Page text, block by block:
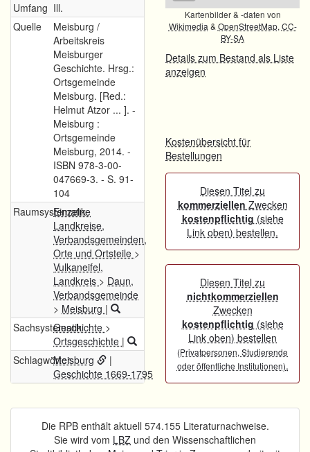
Umfang Ill.
Quelle
Meisburg /
Arbeitskreis
Meisburger
Geschichte. Hrsg.:
Ortsgemeinde
Meisburg. [Red.:
Helmut Atzor ... ]. -
Meisburg :
Ortsgemeinde
Meisburg, 2014. -
ISBN 978-3-00-
047669-3. - S. 91-
104
Raumsystematik
Einzelne
Landkreise,
Verbandsgemeinden,
Orte und Ortsteile >
Vulkaneifel,
Landkreis > Daun,
Verbandsgemeinde
> Meisburg |
Sachsystematik
Geschichte >
Ortsgeschichte |
SchlagwörterMeisburg
|
Geschichte 1669-1795
Kartenbilder & -daten von
Wikimedia & OpenStreetMap, CC-
BY-SA
Details zum Bestand als Liste
anzeigen
Kostenübersicht für
Bestellungen
Diesen Titel zu
kommerziellen Zwecken
kostenpflichtig (siehe
Link oben) bestellen.
Diesen Titel zu
nichtkommerziellen
Zwecken
kostenpflichtig (siehe
Link oben) bestellen
(Privatpersonen, Studierende
oder öffentliche Institutionen).
Die RPB enthält aktuell 574.155 Literaturnachweise.
Sie wird vom LBZ und den Wissenschaftlichen